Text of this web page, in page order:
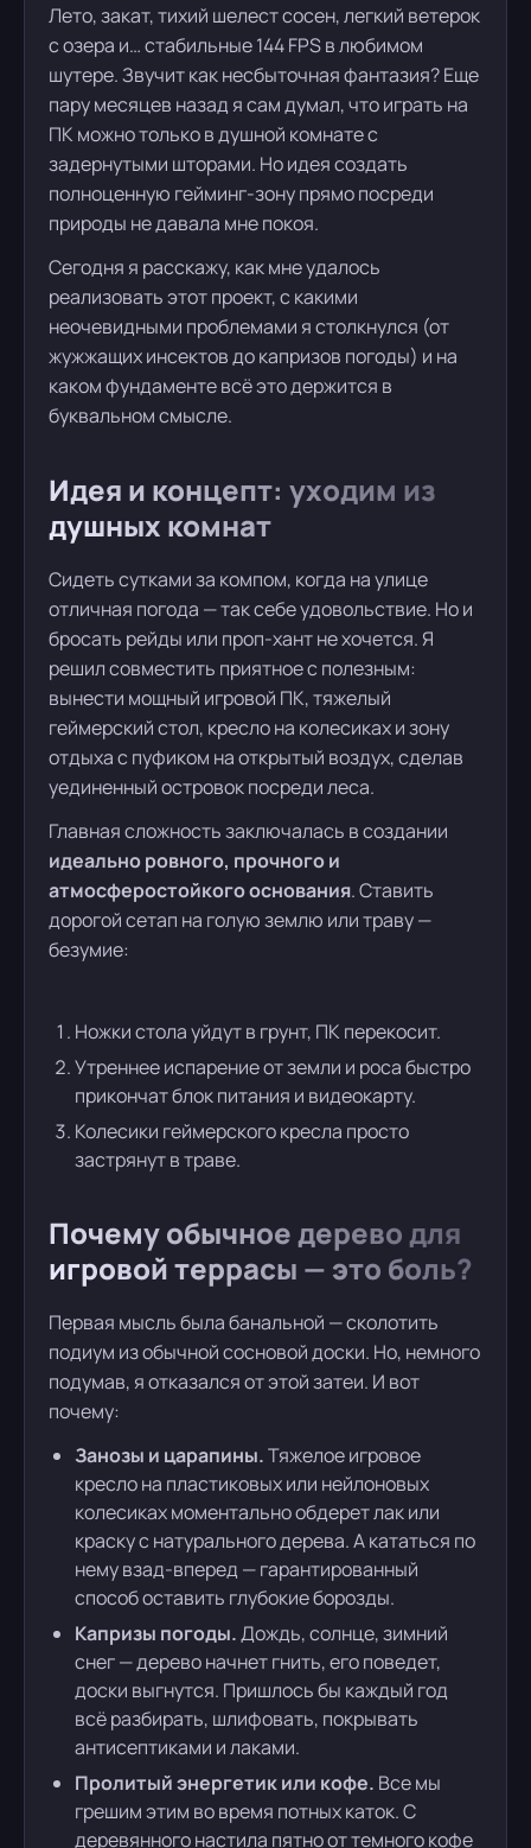
Лето, закат, тихий шелест сосен, легкий ветерок
с озера и… стабильные 144 FPS в любимом
шутере. Звучит как несбыточная фантазия? Еще
пару месяцев назад я сам думал, что играть на
ПК можно только в душной комнате с
задернутыми шторами. Но идея создать
полноценную гейминг-зону прямо посреди
природы не давала мне покоя.
Сегодня я расскажу, как мне удалось
реализовать этот проект, с какими
неочевидными проблемами я столкнулся (от
жужжащих инсектов до капризов погоды) и на
каком фундаменте всё это держится в
буквальном смысле.
Идея и концепт: уходим из
душных комнат
Сидеть сутками за компом, когда на улице
отличная погода — так себе удовольствие. Но и
бросать рейды или проп-хант не хочется. Я
решил совместить приятное с полезным:
вынести мощный игровой ПК, тяжелый
геймерский стол, кресло на колесиках и зону
отдыха с пуфиком на открытый воздух, сделав
уединенный островок посреди леса.
Главная сложность заключалась в создании
идеально ровного, прочного и
атмосферостойкого основания. Ставить
дорогой сетап на голую землю или траву —
безумие:
Ножки стола уйдут в грунт, ПК перекосит.
Утреннее испарение от земли и роса быстро
прикончат блок питания и видеокарту.
Колесики геймерского кресла просто
застрянут в траве.
Почему обычное дерево для
игровой террасы — это боль?
Первая мысль была банальной — сколотить
подиум из обычной сосновой доски. Но, немного
подумав, я отказался от этой затеи. И вот
почему:
Занозы и царапины.Тяжелое игровое
кресло на пластиковых или нейлоновых
колесиках моментально обдерет лак или
краску с натурального дерева. А кататься по
нему взад-вперед — гарантированный
способ оставить глубокие борозды.
Капризы погоды.Дождь, солнце, зимний
снег — дерево начнет гнить, его поведет,
доски выгнутся. Пришлось бы каждый год
всё разбирать, шлифовать, покрывать
антисептиками и лаками.
Пролитый энергетик или кофе. Все мы
грешим этим во время потных каток. С
деревянного настила пятно от темного кофе